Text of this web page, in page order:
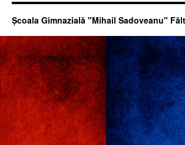
Şcoala Gimnazială "Mihail Sadoveanu"